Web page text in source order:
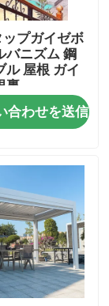
プガイゼボ
バニズム 鋼
ル 屋根 ガイ
裏
合わせを送信